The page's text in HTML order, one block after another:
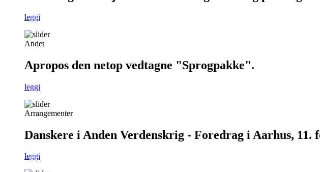
leggi
Andet
Apropos den netop vedtagne "Sprogpakke".
leggi
Arrangementer
Danskere i Anden Verdenskrig - Foredrag i Aarhus, 11.
leggi